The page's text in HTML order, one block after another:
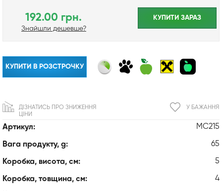
Артикул: MC215
Вага продукту, g: 65
Коробка, висота, см: 5
Коробка, товщина, см: 4
192.00 грн.
Знайшли дешевше?
КУПИТИ ЗАРАЗ
КУПИТИ В РОЗСТРОЧКУ
У БАЖАННЯ
ДІЗНАТИСЬ ПРО ЗНИЖЕННЯ
ЦІНИ